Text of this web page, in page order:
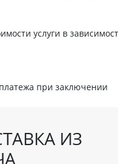
услуги в
при заключении
ИЗ